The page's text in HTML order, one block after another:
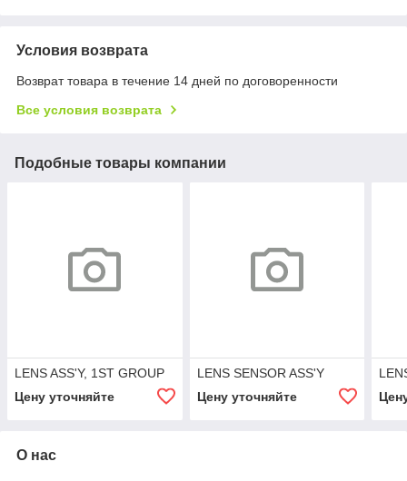
Условия возврата
Возврат товара в течение 14 дней по договоренности
Все условия возврата
Подобные товары компании
LENS ASS'Y, 1ST GROUP
Цену уточняйте
LENS SENSOR ASS'Y
Цену уточняйте
О нас